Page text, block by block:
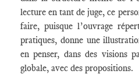
lecture en tant de juge, ce
faire, puisque l’ouvrage
pratiques, donne une
en penser, dans des visions
globale, avec des propositions.